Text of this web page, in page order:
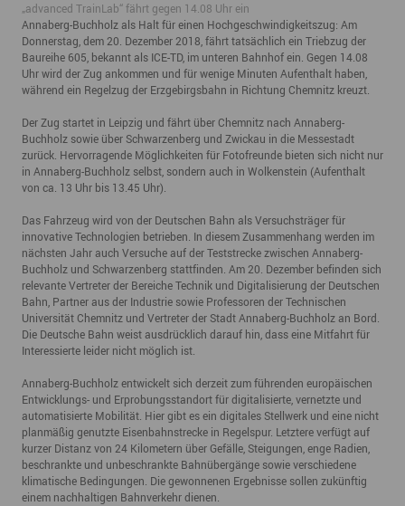
​„advanced TrainLab“ fährt gegen 14.08 Uhr ein
Annaberg-Buchholz als Halt für einen Hochgeschwindigkeitszug: Am
Donnerstag, dem 20. Dezember 2018, fährt tatsächlich ein Triebzug der
Baureihe 605, bekannt als ICE-TD, im unteren Bahnhof ein. Gegen 14.08
Uhr wird der Zug ankommen und für wenige Minuten Aufenthalt haben,
während ein Regelzug der Erzgebirgsbahn in Richtung Chemnitz kreuzt.
Der Zug startet in Leipzig und fährt über Chemnitz nach Annaberg-
Buchholz sowie über Schwarzenberg und Zwickau in die Messestadt
zurück. Hervorragende Möglichkeiten für Fotofreunde bieten sich nicht nur
in Annaberg-Buchholz selbst, sondern auch in Wolkenstein (Aufenthalt
von ca. 13 Uhr bis 13.45 Uhr).
Das Fahrzeug wird von der Deutschen Bahn als Versuchsträger für
innovative Technologien betrieben. In diesem Zusammenhang werden im
nächsten Jahr auch Versuche auf der Teststrecke zwischen Annaberg-
Buchholz und Schwarzenberg stattfinden. Am 20. Dezember befinden sich
relevante Vertreter der Bereiche Technik und Digitalisierung der Deutschen
Bahn, Partner aus der Industrie sowie Professoren der Technischen
Universität Chemnitz und Vertreter der Stadt Annaberg-Buchholz an Bord.
Die Deutsche Bahn weist ausdrücklich darauf hin, dass eine Mitfahrt für
Interessierte leider nicht möglich ist.
Annaberg-Buchholz entwickelt sich derzeit zum führenden europäischen
Entwicklungs- und Erprobungsstandort für digitalisierte, vernetzte und
automatisierte Mobilität. Hier gibt es ein digitales Stellwerk und eine nicht
planmäßig genutzte Eisenbahnstrecke in Regelspur. Letztere verfügt auf
kurzer Distanz von 24 Kilometern über Gefälle, Steigungen, enge Radien,
beschrankte und unbeschrankte Bahnübergänge sowie verschiedene
klimatische Bedingungen. Die gewonnenen Ergebnisse sollen zukünftig
einem nachhaltigen Bahnverkehr dienen.